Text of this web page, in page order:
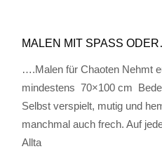
MALEN MIT SPASS
….Malen für Chaoten Nehmt
mindestens 70×100 cm
Selbst verspielt, mutig und
manchmal auch frech. Auf
Allta